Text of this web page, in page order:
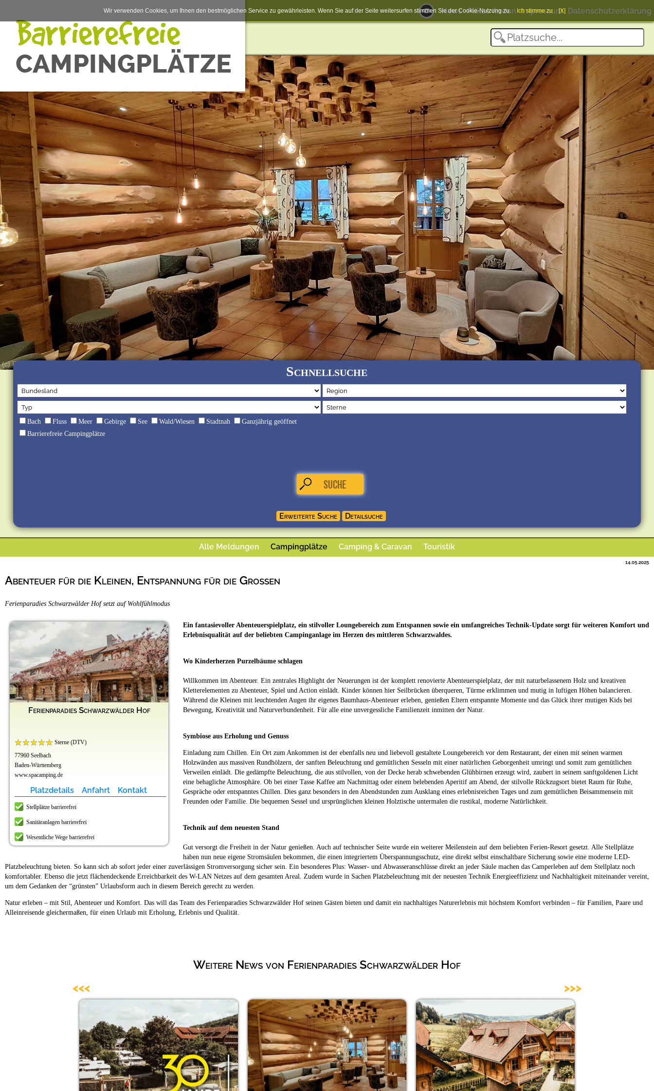
News Plätze finden Impressum Datenschutzerklärung
(c) Ferienparadies Schwarzwälder Hof Schnellsuche
Bach Fluss Meer Gebirge See Wald/Wiesen Stadtnah
Ganzjährig geöffnet
Barrierefreie Campingplätze
Alle Meldungen Campingplätze Camping & Caravan Touristik
Abenteuer für die Kleinen, Entspannung für die Großen
14.05.2025
Ferienparadies Schwarzwälder Hof setzt auf Wohlfühlmodus
Ferienparadies Schwarzwälder Hof
Sterne (DTV)
77960 Seelbach
Baden-Württemberg
www.spacamping.de
Platzdetails Anfahrt Kontakt
Stellplätze barrierefrei
Sanitäranlagen barrierefrei
Wesentliche Wege barrierefrei
Ein fantasievoller Abenteuerspielplatz, ein stilvoller Loungebereich zum Entspannen sowie ein umfangreiches Technik-Update sorgt für weiteren Komfort und
Erlebnisqualität auf der beliebten Campinganlage im Herzen des mittleren Schwarzwaldes.
Wo Kinderherzen Purzelbäume schlagen
Willkommen im Abenteuer. Ein zentrales Highlight der Neuerungen ist der komplett renovierte Abenteuerspielplatz, der mit naturbelassenem Holz und kreativen
Kletterelementen zu Abenteuer, Spiel und Action einlädt. Kinder können hier Seilbrücken überqueren, Türme erklimmen und mutig in luftigen Höhen balancieren.
Während die Kleinen mit leuchtenden Augen ihr eigenes Baumhaus-Abenteuer erleben, genießen Eltern entspannte Momente und das Glück ihrer mutigen Kids bei
Bewegung, Kreativität und Naturverbundenheit. Für alle eine unvergessliche Familienzeit inmitten der Natur.
Symbiose aus Erholung und Genuss
Einladung zum Chillen. Ein Ort zum Ankommen ist der ebenfalls neu und liebevoll gestaltete Loungebereich vor dem Restaurant, der einen mit seinen warmen
Holzwänden aus massiven Rundhölzern, der sanften Beleuchtung und gemütlichen Sesseln mit einer natürlichen Geborgenheit umringt und somit zum gemütlichen
Verweilen einlädt. Die gedämpfte Beleuchtung, die aus stilvollen, von der Decke herab schwebenden Glühbirnen erzeugt wird, zaubert in seinem sanftgoldenen Licht
eine behagliche Atmosphäre. Ob bei einer Tasse Kaffee am Nachmittag oder einem belebenden Aperitif am Abend, der stilvolle Rückzugsort bietet Raum für Ruhe,
Gespräche oder entspanntes Chillen. Dies ganz besonders in den Abendstunden zum Ausklang eines erlebnisreichen Tages und zum gemütlichen Beisammensein mit
Freunden oder Familie. Die bequemen Sessel und ursprünglichen kleinen Holztische untermalen die rustikal, moderne Natürlichkeit.
Technik auf dem neuesten Stand
Gut versorgt die Freiheit in der Natur genießen. Auch auf technischer Seite wurde ein weiterer Meilenstein auf dem beliebten Ferien-Resort gesetzt. Alle Stellplätze
haben nun neue eigene Stromsäulen bekommen, die einen integriertem Überspannungsschutz, eine direkt selbst einschaltbare Sicherung sowie eine moderne LED-
Platzbeleuchtung bieten. So kann sich ab sofort jeder einer zuverlässigen Stromversorgung sicher sein. Ein besonderes Plus: Wasser- und Abwasseranschlüsse direkt an jeder Säule machen das Camperleben auf dem Stellplatz noch
komfortabler. Ebenso die jetzt flächendeckende Erreichbarkeit des W-LAN Netzes auf dem gesamten Areal. Zudem wurde in Sachen Platzbeleuchtung mit der neuesten Technik Energieeffizienz und Nachhaltigkeit miteinander vereint,
um dem Gedanken der “grünsten” Urlaubsform auch in diesem Bereich gerecht zu werden.
Natur erleben – mit Stil, Abenteuer und Komfort. Das will das Team des Ferienparadies Schwarzwälder Hof seinen Gästen bieten und damit ein nachhaltiges Naturerlebnis mit höchstem Komfort verbinden – für Familien, Paare und
Alleinreisende gleichermaßen, für einen Urlaub mit Erholung, Erlebnis und Qualität.
Weitere News von Ferienparadies Schwarzwälder Hof
<<< >>>
Wir verwenden Cookies, um Ihnen den bestmöglichen Service zu gewährleisten. Wenn Sie auf der Seite weitersurfen stimmen Sie der Cookie-Nutzung zu. Ich stimme zu [X]